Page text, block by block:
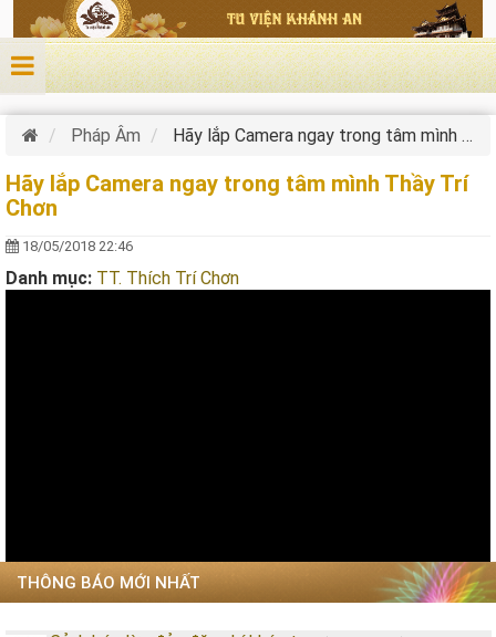
Nhảy đến nội dung
Pháp Âm Hãy lắp Camera ngay trong tâm mình Thầy Trí Chơn
Hãy lắp Camera ngay trong tâm mình Thầy Trí
Chơn
18/05/2018 22:46
Danh mục: TT. Thích Trí Chơn
THÔNG BÁO MỚI NHẤT